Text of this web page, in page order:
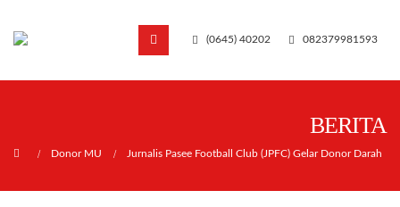
(0645) 40202 082379981593
BERITA
HomeDonor MU Jurnalis Pasee Football Club (JPFC) Gelar Donor Darah